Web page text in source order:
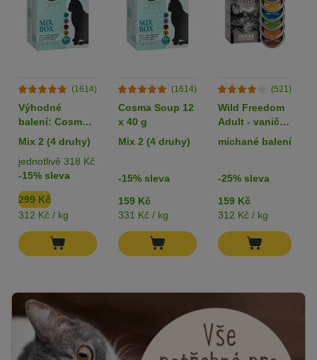
(1614)
Výhodné
balení: Cosma
Soup 24 x 40 g
Mix 2 (4 druhy)
jednotlivě 318 Kč
-15% sleva
299 Kč
312 Kč / kg
(1614)
Cosma Soup 12
x 40 g
Mix 2 (4 druhy)
-15% sleva
159 Kč
331 Kč / kg
(521)
Wild Freedom
Adult - vaničky
6 x 85 g
míchané balení
-25% sleva
159 Kč
312 Kč / kg